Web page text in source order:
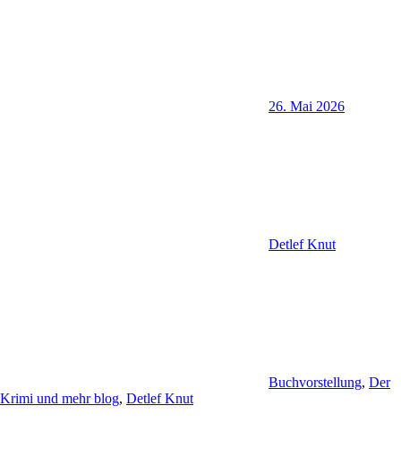
26. Mai 2026
Detlef Knut
Buchvorstellung, Der
Krimi und mehr blog, Detlef Knut